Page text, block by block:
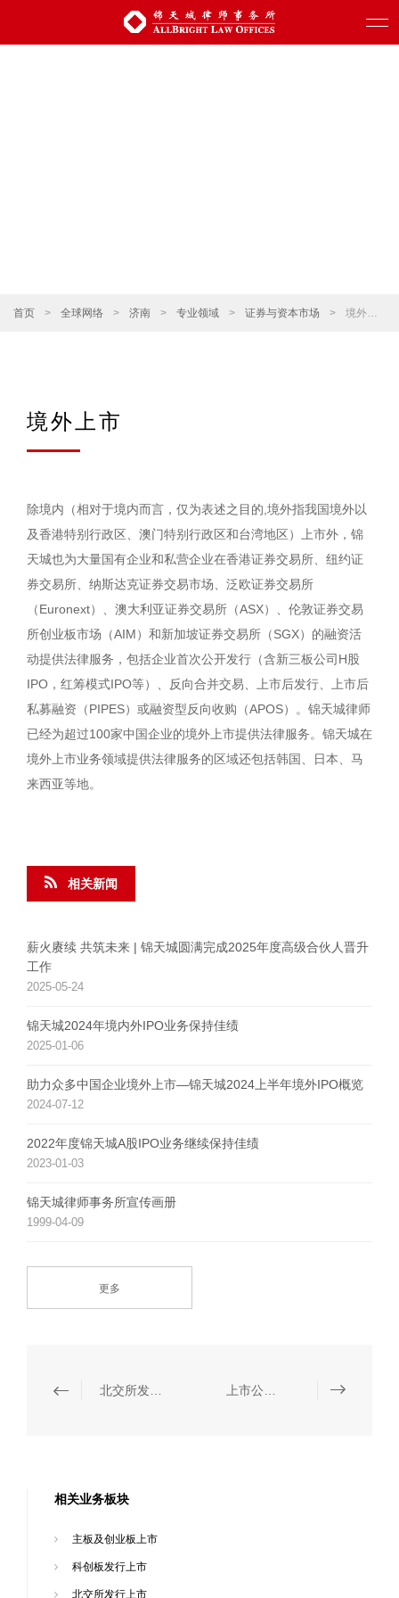
首页 > 全球网络 > 济南 > 专业领域 > 证券与资本市场 > 境外上市
境外上市
除境内（相对于境内而言，仅为表述之目的,境外指我国境外以
及香港特别行政区、澳门特别行政区和台湾地区）上市外，锦
天城也为大量国有企业和私营企业在香港证券交易所、纽约证
券交易所、纳斯达克证券交易市场、泛欧证券交易所
（Euronext）、澳大利亚证券交易所（ASX）、伦敦证券交易
所创业板市场（AIM）和新加坡证券交易所（SGX）的融资活
动提供法律服务，包括企业首次公开发行（含新三板公司H股
IPO，红筹模式IPO等）、反向合并交易、上市后发行、上市后
私募融资（PIPES）或融资型反向收购（APOS）。锦天城律师
已经为超过100家中国企业的境外上市提供法律服务。锦天城在
境外上市业务领域提供法律服务的区域还包括韩国、日本、马
来西亚等地。
相关新闻
薪火赓续 共筑未来 | 锦天城圆满完成2025年度高级合伙人晋升
工作
2025-05-24
锦天城2024年境内外IPO业务保持佳绩
2025-01-06
助力众多中国企业境外上市—锦天城2024上半年境外IPO概览
2024-07-12
2022年度锦天城A股IPO业务继续保持佳绩
2023-01-03
锦天城律师事务所宣传画册
1999-04-09
更多
相关业务板块
主板及创业板上市
科创板发行上市
北交所发行上市